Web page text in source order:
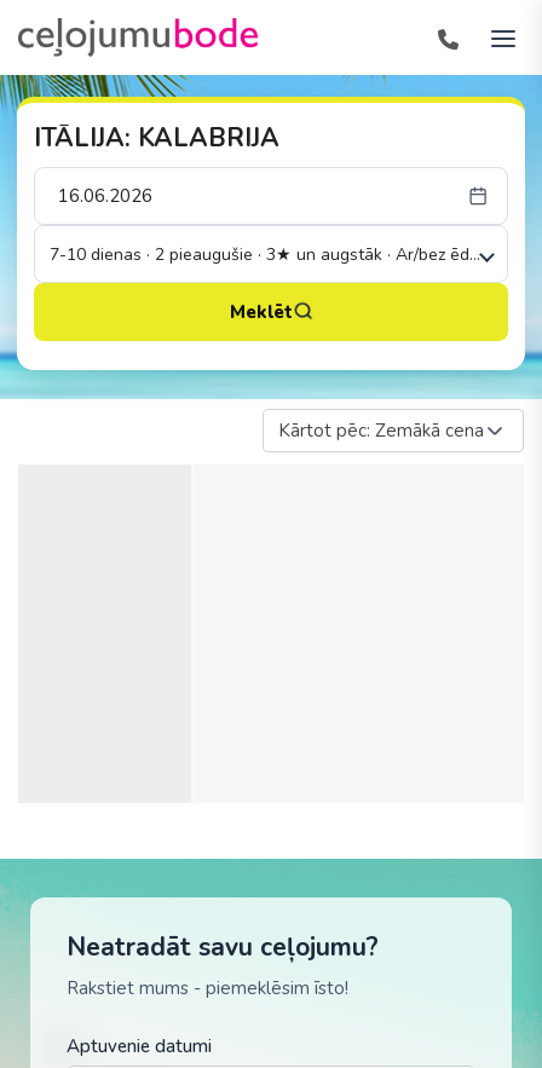
ITĀLIJA: KALABRIJA
7-10 dienas · 2 pieaugušie · 3★ un augstāk · Ar/bez ēdināšanas
Meklēt
Kārtot pēc: Zemākā cena
Neatradāt savu ceļojumu?
Rakstiet mums - piemeklēsim īsto!
Aptuvenie datumi